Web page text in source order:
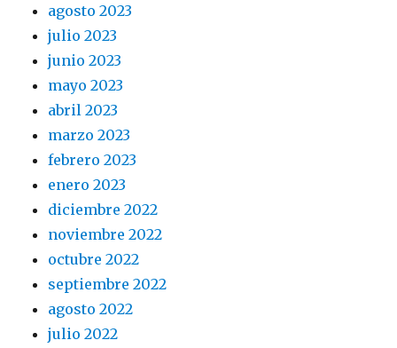
agosto 2023
julio 2023
junio 2023
mayo 2023
abril 2023
marzo 2023
febrero 2023
enero 2023
diciembre 2022
noviembre 2022
octubre 2022
septiembre 2022
agosto 2022
julio 2022